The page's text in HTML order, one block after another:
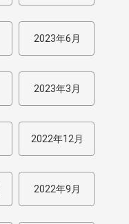
2023年6月
2023年3月
2022年12月
2022年9月